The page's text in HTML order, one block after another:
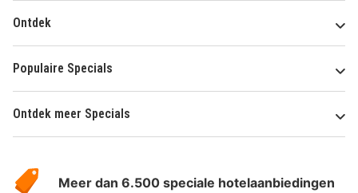
Ontdek
Populaire Specials
Ontdek meer Specials
HotelSpecials
Meer dan 6.500 speciale hotelaanbiedingen